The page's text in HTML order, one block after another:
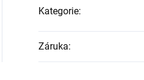
Kategorie:
Záruka: